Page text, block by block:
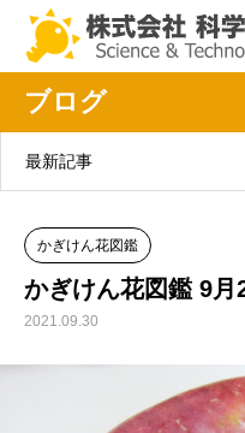
ブログ
最新記事
かぎけん花図鑑
かぎけん花図鑑 9月
2021.09.30